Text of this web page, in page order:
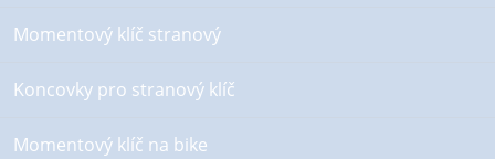
Momentový klíč stranový
Koncovky pro stranový klíč
Momentový klíč na bike